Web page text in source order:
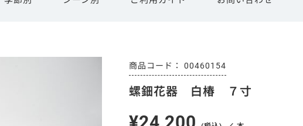
ショナリー インテリア雑貨・日用品
具 干支置物 端午の節句
越中和紙
春 夏
寿祝い 引越し祝い・新築祝い
ギフト用オプション
ナルオーダー ギフト対応
螺鈿花器 白椿 ７寸
00460154